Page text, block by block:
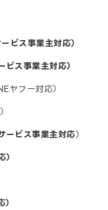
ビス事業主対応）
ス事業主対応）
ヤフー対応）
ービス事業主対応）